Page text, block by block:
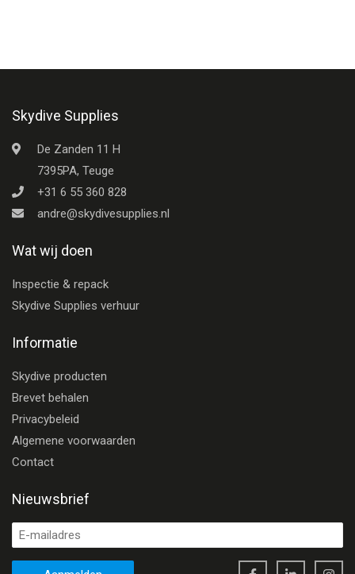
Skydive Supplies
De Zanden 11 H
7395PA, Teuge
+31 6 55 360 828
andre@skydivesupplies.nl
Wat wij doen
Inspectie & repack
Skydive Supplies verhuur
Informatie
Skydive producten
Brevet behalen
Privacybeleid
Algemene voorwaarden
Contact
Nieuwsbrief